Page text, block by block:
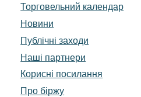
Торговельний календар
Новини
Публічні заходи
Наші партнери
Корисні посилання
Про біржу